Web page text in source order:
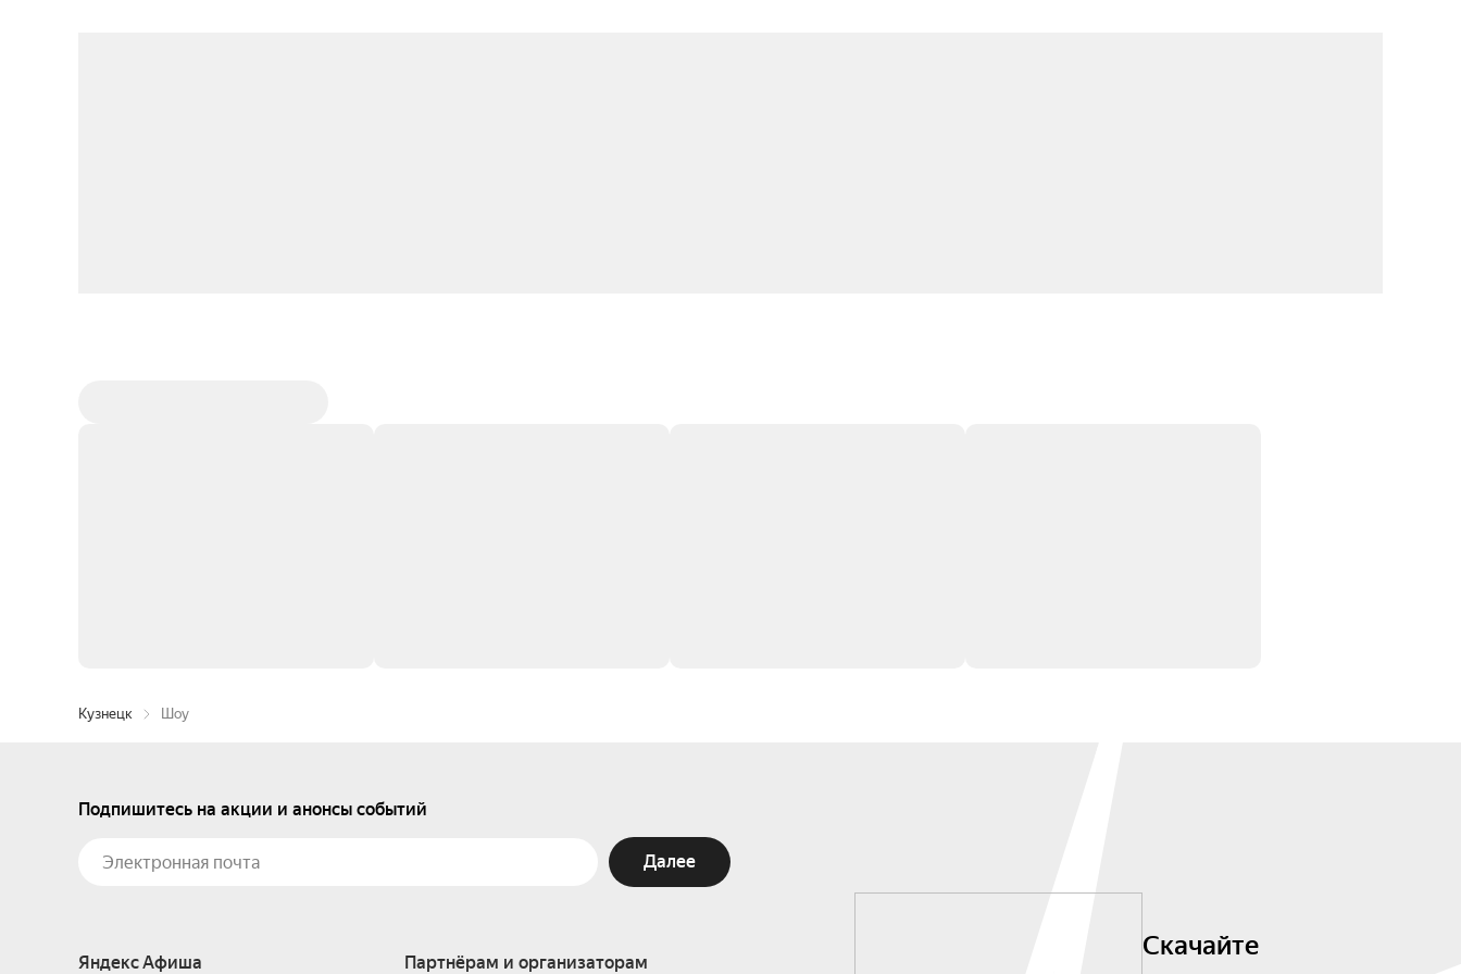
Кузнецк Шоу
Подпишитесь на акции и анонсы событий
Далее
Яндекс Афиша Партнёрам и организаторам
Скачайте